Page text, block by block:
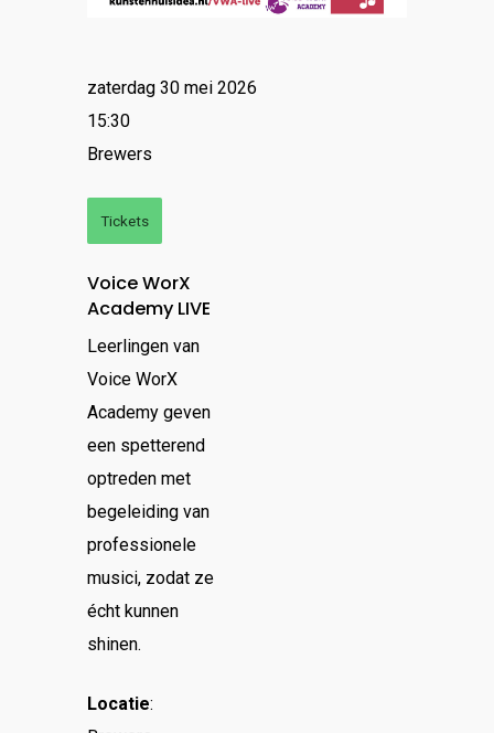
Voice WorX
Academy LIVE
Leerlingen van
Voice WorX
Academy geven
een spetterend
optreden met
begeleiding van
professionele
musici, zodat ze
écht kunnen
shinen.
Locatie:
zaterdag 30 mei 2026
15:30
Brewers
Tickets